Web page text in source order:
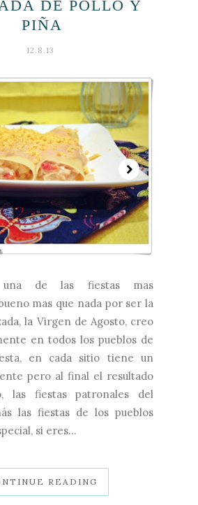
DE POLLO Y
PIÑA
12.8.13
de las fiestas mas
mas que nada por ser la
la Virgen de Agosto, creo
en todos los pueblos de
en cada sitio tiene un
pero al final el resultado
las fiestas patronales del
las fiestas de los pueblos
si eres...
READING